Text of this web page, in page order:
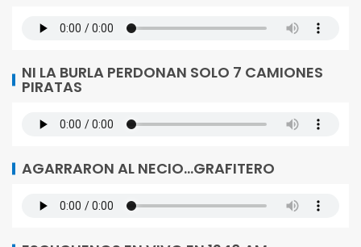
NI LA BURLA PERDONAN SOLO 7 CAMIONES
PIRATAS
AGARRARON AL NECIO…GRAFITERO